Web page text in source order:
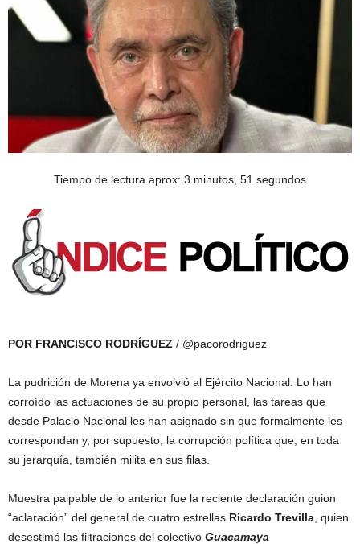
Tiempo de lectura aprox: 3 minutos, 51 segundos
POR FRANCISCO RODRÍGUEZ / @pacorodriguez
La pudrición de Morena ya envolvió al Ejército Nacional. Lo han
corroído las actuaciones de su propio personal, las tareas que
desde Palacio Nacional les han asignado sin que formalmente les
correspondan y, por supuesto, la corrupción política que, en toda
su jerarquía, también milita en sus filas.
Muestra palpable de lo anterior fue la reciente declaración guion
“aclaración” del general de cuatro estrellas Ricardo Trevilla , quien
desestimó las filtraciones del colectivo Guacamaya